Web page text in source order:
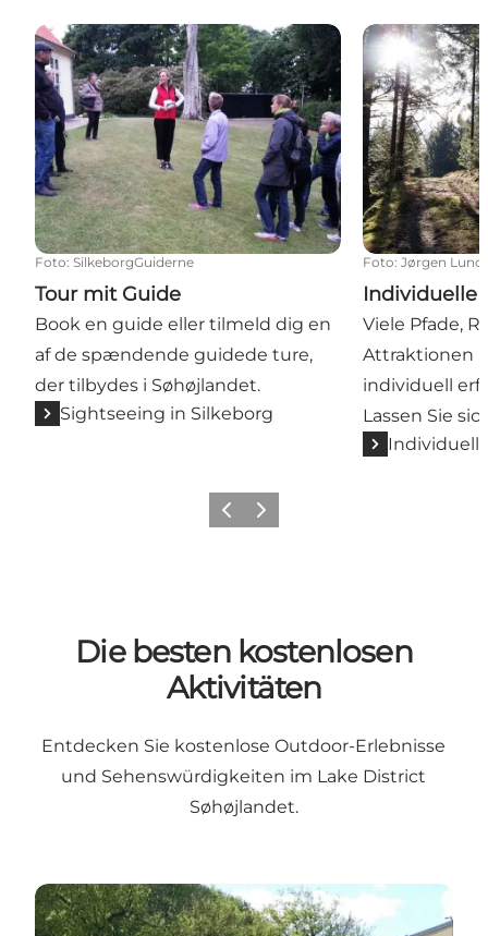
Tour mit Guide
Foto: SilkeborgGuiderne
Tour mit Guide
Book en guide eller tilmeld dig en
af de spændende guidede ture,
der tilbydes i Søhøjlandet.
Sightseeing in Silkeborg
Individuelle
Foto: Jørgen Lund
Individuelle
Viele Pfade,
Attraktionen
individuell
Lassen Sie
ZurückWeiter
Die besten kostenlosen
Aktivitäten
Entdecken Sie kostenlose Outdoor-Erlebnisse
und Sehenswürdigkeiten im Lake District
Søhøjlandet.
Gratis oplevelser i Søhøjlandet